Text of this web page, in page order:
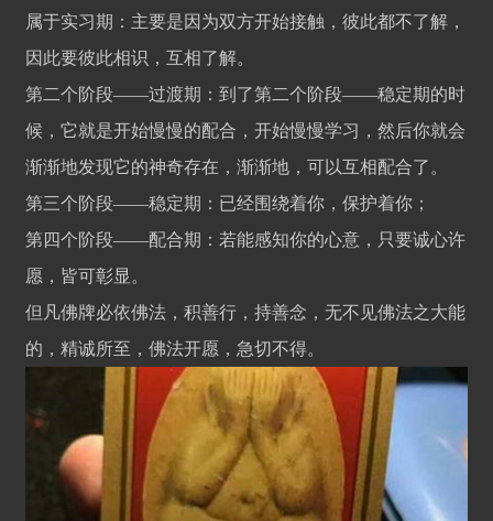
属于实习期：主要是因为双方开始接触，彼此都不了解，
因此要彼此相识，互相了解。
第二个阶段——过渡期：到了第二个阶段——稳定期的时
候，它就是开始慢慢的配合，开始慢慢学习，然后你就会
渐渐地发现它的神奇存在，渐渐地，可以互相配合了。
第三个阶段——稳定期：已经围绕着你，保护着你；
第四个阶段——配合期：若能感知你的心意，只要诚心许
愿，皆可彰显。
但凡佛牌必依佛法，积善行，持善念，无不见佛法之大能
的，精诚所至，佛法开愿，急切不得。